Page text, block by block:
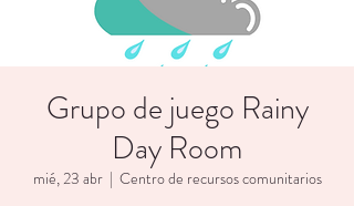
Grupo de juego Rainy
Day Room
mié, 23 abr
  |
Centro de recursos comunitarios